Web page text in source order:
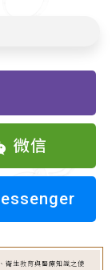
微信
衛生教育與醫療知識之使